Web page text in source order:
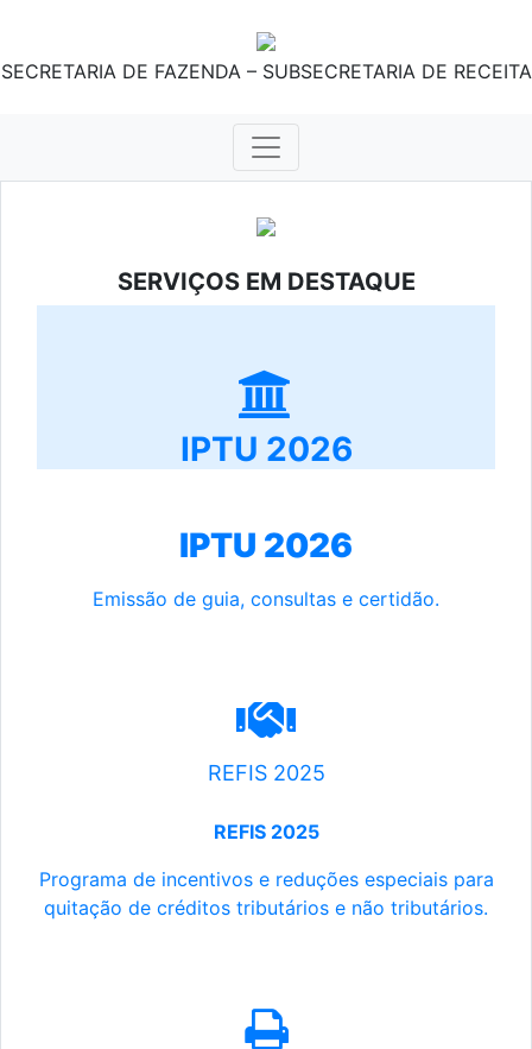
SECRETARIA DE FAZENDA – SUBSECRETARIA DE RECEITA
SERVIÇOS EM DESTAQUE
IPTU 2026
IPTU 2026
Emissão de guia, consultas e certidão.
REFIS 2025
REFIS 2025
Programa de incentivos e reduções especiais para
quitação de créditos tributários e não tributários.